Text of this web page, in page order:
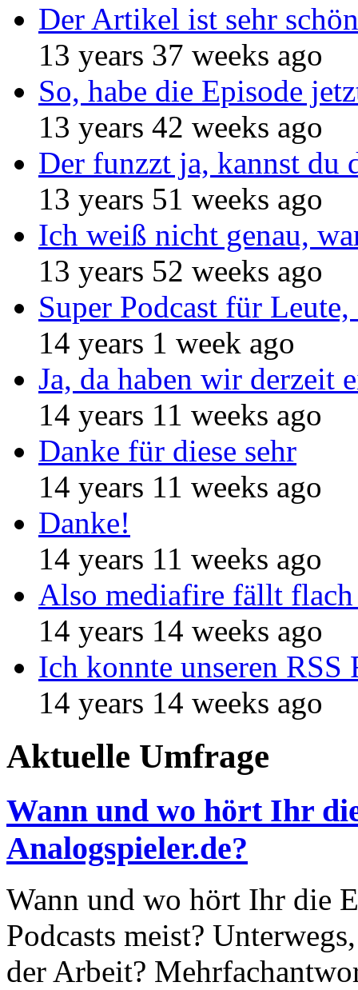
Der Artikel ist sehr schön
13 years 37 weeks ago
So, habe die Episode
13 years 42 weeks ago
Der funzzt ja, kannst du
13 years 51 weeks ago
Ich weiß nicht genau,
13 years 52 weeks ago
Super Podcast für Leute,
14 years 1 week ago
Ja, da haben wir derzeit
14 years 11 weeks ago
Danke für diese sehr
14 years 11 weeks ago
Danke!
14 years 11 weeks ago
Also mediafire fällt
14 years 14 weeks ago
Ich konnte unseren RSS
14 years 14 weeks ago
Aktuelle Umfrage
Wann und wo hört Ihr
Analogspieler.de?
Wann und wo hört Ihr die
Podcasts meist?
der Arbeit?